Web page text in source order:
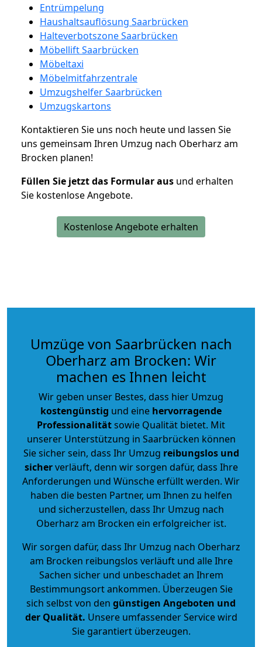
Entrümpelung
Haushaltsauflösung Saarbrücken
Halteverbotszone Saarbrücken
Möbellift Saarbrücken
Möbeltaxi
Möbelmitfahrzentrale
Umzugshelfer Saarbrücken
Umzugskartons
Kontaktieren Sie uns noch heute und lassen Sie
uns gemeinsam Ihren Umzug nach Oberharz am
Brocken planen!
Füllen Sie jetzt das Formular aus und erhalten
Sie kostenlose Angebote.
Kostenlose Angebote erhalten
Umzüge von Saarbrücken nach
Oberharz am Brocken: Wir
machen es Ihnen leicht
Wir geben unser Bestes, dass hier Umzug
kostengünstig und eine hervorragende
Professionalitätsowie Qualität bietet. Mit
unserer Unterstützung in Saarbrücken können
Sie sicher sein, dass Ihr Umzug reibungslos und
sicherverläuft, denn wir sorgen dafür, dass Ihre
Anforderungen und Wünsche erfüllt werden. Wir
haben die besten Partner, um Ihnen zu helfen
und sicherzustellen, dass Ihr Umzug nach
Oberharz am Brocken ein erfolgreicher ist.
Wir sorgen dafür, dass Ihr Umzug nach Oberharz
am Brocken reibungslos verläuft und alle Ihre
Sachen sicher und unbeschadet an Ihrem
Bestimmungsort ankommen. Überzeugen Sie
sich selbst von den günstigen Angeboten und
der Qualität. Unsere umfassender Service wird
Sie garantiert überzeugen.